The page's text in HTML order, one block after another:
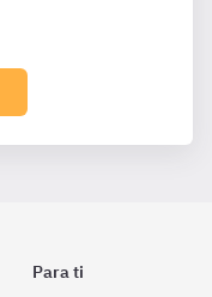
Para ti